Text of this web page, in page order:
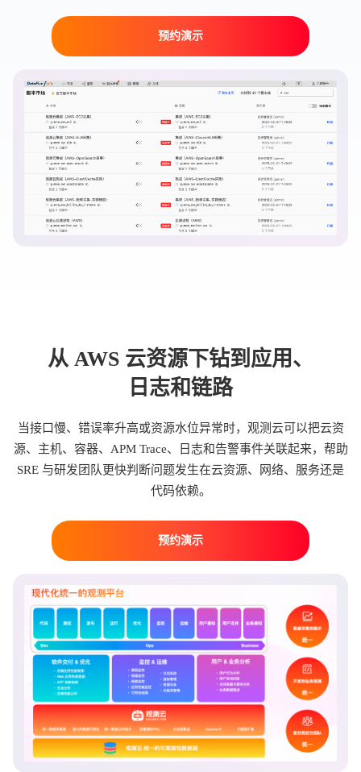
预约演示
从 AWS 云资源下钻到应用、
日志和链路
当接口慢、错误率升高或资源水位异常时，观测云可以把云资
源、主机、容器、APM Trace、日志和告警事件关联起来，帮助
SRE 与研发团队更快判断问题发生在云资源、网络、服务还是
代码依赖。
预约演示